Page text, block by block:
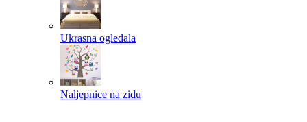
Ukrasna ogledala
Naljepnice na zidu